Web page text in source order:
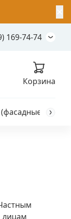
169-74-74
Корзина
лицам